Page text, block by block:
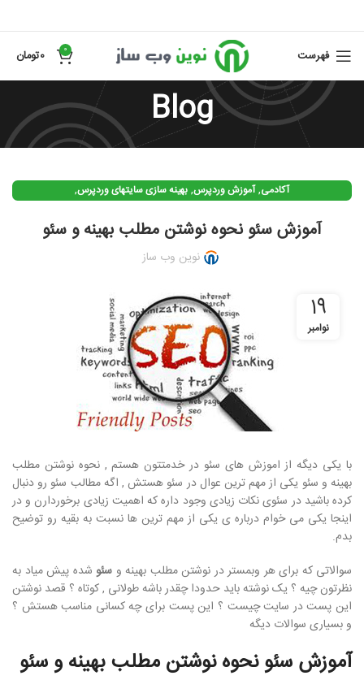
فهرست 0
0تومان
Blog
آکادمی,آموزش وردپرس, بهینه سازی سایتهای وردپرس,
آموزش سئو نحوه نوشتن مطلب بهینه و سئو
نوین وب ساز
19
نوامبر
با یکی دیگه از اموزش های سئو در خدمتتون هستم , نحوه نوشتن مطلب
بهینه و سئو یکی از مهم ترین عوال در سئو هستش , اگه مطالب سئو رو دنبال
کرده باشید در سئوی نکات زیادی وجود داره که اهمیت زیادی برخوردارن و در
اینجا یکی می خوام درباره ی یکی از مهم ترین ها نسبت به بقیه رو توضیح
بدم.
سوالاتی که برای هر وبمستر در نوشتن مطلب بهینه و سئو شده پیش میاد به
نظرتون چیه ؟ یک نوشته باید حدودا چقدر باشه طولانی , کوتاه ؟ قصد نوشتن
این پست در سایت چیست ؟ این پست برای چه کسانی مناسب هستش ؟
و بسیاری سوالات دیگه
آموزش سئو نحوه نوشتن مطلب بهینه و سئو